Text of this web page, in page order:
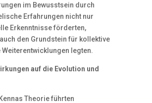
im Bewusstsein durch
Erfahrungen nicht nur
Erkenntnisse förderten,
den Grundstein für kollektive
Weiterentwicklungen legten.
auf die Evolution und
Theorie führten